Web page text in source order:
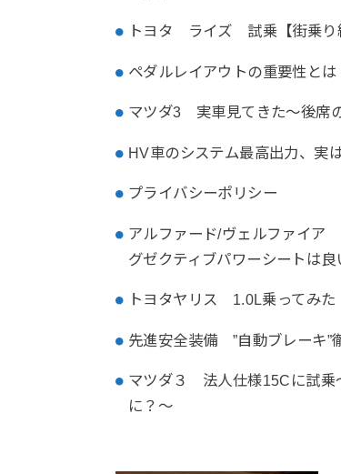
トヨタ ライズ 試乗【街乗り
ペダルレイアウトの重要性と
マツダ3 実車見てきた～後席
HV車のシステム最高出力、
プライバシーポリシー
アルファード/ヴェルファイ
グゼクティブパワーシートは良
トヨタヤリス 1.0L乗ってみ
先進安全装備 ”自動ブレーキ
マツダ３ 法人仕様15Cに試乗
に？～